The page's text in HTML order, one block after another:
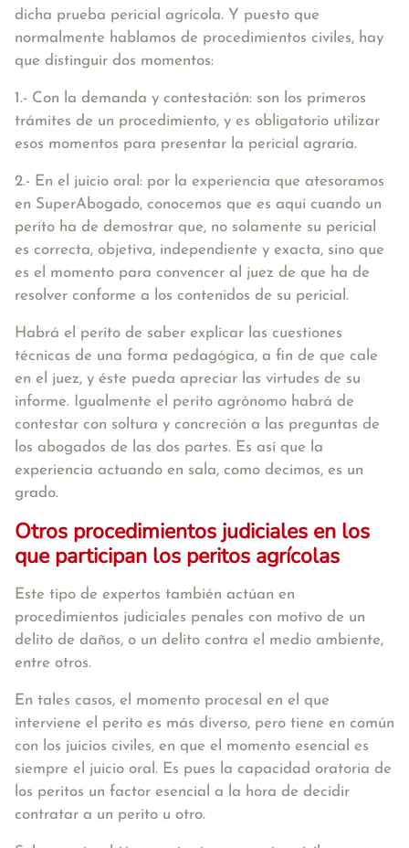
dicha prueba pericial agrícola. Y puesto que
normalmente hablamos de procedimientos civiles, hay
que distinguir dos momentos:
1.- Con la demanda y contestación: son los primeros
trámites de un procedimiento, y es obligatorio utilizar
esos momentos para presentar la pericial agraria.
2.- En el juicio oral: por la experiencia que atesoramos
en SuperAbogado, conocemos que es aquí cuando un
perito ha de demostrar que, no solamente su pericial
es correcta, objetiva, independiente y exacta, sino que
es el momento para convencer al juez de que ha de
resolver conforme a los contenidos de su pericial.
Habrá el perito de saber explicar las cuestiones
técnicas de una forma pedagógica, a fin de que cale
en el juez, y éste pueda apreciar las virtudes de su
informe. Igualmente el perito agrónomo habrá de
contestar con soltura y concreción a las preguntas de
los abogados de las dos partes. Es así que la
experiencia actuando en sala, como decimos, es un
grado.
Otros procedimientos judiciales en los
que participan los peritos agrícolas
Este tipo de expertos también actúan en
procedimientos judiciales penales con motivo de un
delito de daños, o un delito contra el medio ambiente,
entre otros.
En tales casos, el momento procesal en el que
interviene el perito es más diverso, pero tiene en común
con los juicios civiles, en que el momento esencial es
siempre el juicio oral. Es pues la capacidad oratoria de
los peritos un factor esencial a la hora de decidir
contratar a un perito u otro.